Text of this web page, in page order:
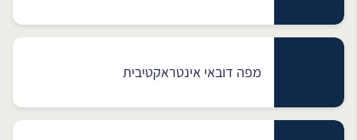
מפה דובאי אינטראקטיבית